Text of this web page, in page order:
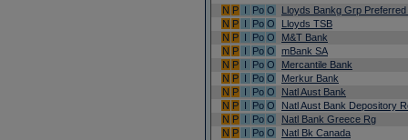
N P I Po O
Lloyds Bankg Grp
N P I Po O
Lloyds TSB
N P I Po O
M&T Bank
N P I Po O
mBank SA
N P I Po O
Mercantile Bank
N P I Po O
Merkur Bank
N P I Po O
Natl Aust Bank
N P I Po O
Natl Aust Bank Depository
N P I Po O
Natl Bank Greece Rg
N P I Po O
Natl Bk Canada